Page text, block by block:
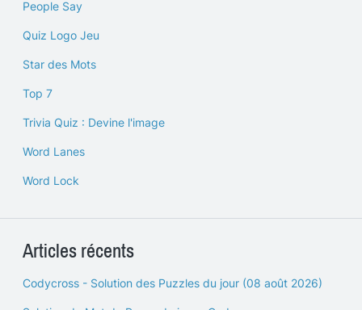
People Say
Quiz Logo Jeu
Star des Mots
Top 7
Trivia Quiz : Devine l'image
Word Lanes
Word Lock
Articles récents
Codycross - Solution des Puzzles du jour (08 août 2026)